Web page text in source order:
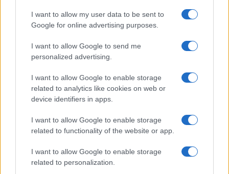
I want to allow my user data to be sent to
Google for online advertising purposes.
I want to allow Google to send me
personalized advertising.
I want to allow Google to enable storage
related to analytics like cookies on web or
device identifiers in apps.
I want to allow Google to enable storage
related to functionality of the website or app.
I want to allow Google to enable storage
related to personalization.
Calangianus, dopo le polemiche il centro
accoglienza minori chiude
Olbia, divieto di sosta contro spaccio e degrado:
esplode la protesta
Pausa caffè impeccabile: come scegliere la
soluzione ideale per la casa e l’ufficio
Monte Pino, la fine di un lungo dolore: storia e
rinascita della strada che segnò la Gallura